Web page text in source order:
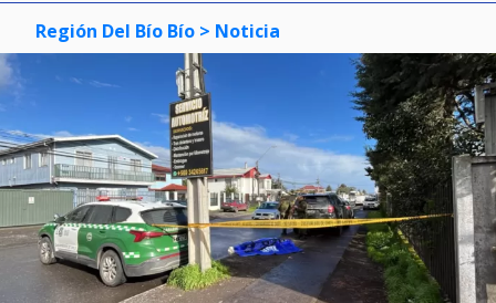
Región Del Bío Bío > Noticia